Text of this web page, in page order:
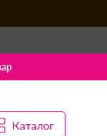
Каталог